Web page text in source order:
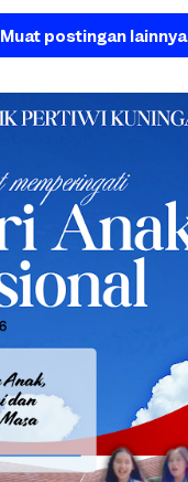
Muat postingan lainnya